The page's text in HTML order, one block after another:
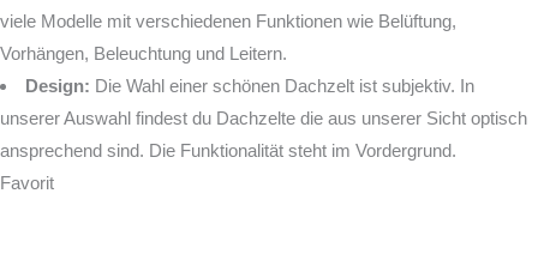
viele Modelle mit verschiedenen Funktionen wie Belüftung,
Vorhängen, Beleuchtung und Leitern.
Design: Die Wahl einer schönen Dachzelt ist subjektiv. In
unserer Auswahl findest du Dachzelte die aus unserer Sicht optisch
ansprechend sind. Die Funktionalität steht im Vordergrund.
Favorit